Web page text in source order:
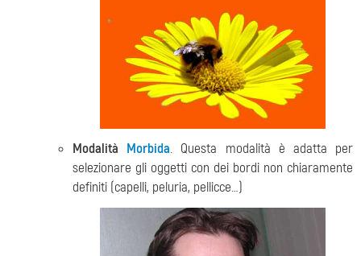
Modalità Morbida. Questa modalità è adatta per
selezionare gli oggetti con dei bordi non chiaramente
definiti (capelli, peluria, pellicce…)